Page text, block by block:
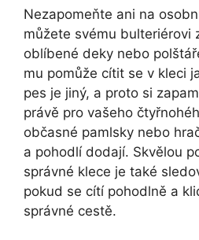
Nezapomeňte ani na
můžete svému bulteriérovi
oblíbené deky nebo
mu pomůže cítit se v kleci
pes je jiný, a proto si
právě pro vašeho
občasné pamlsky nebo
a pohodlí dodají. Skvělou
správné klece je také
pokud se cítí pohodlně a
správné cestě.